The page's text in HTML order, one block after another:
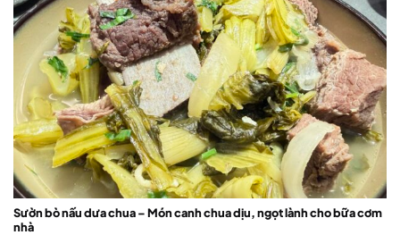
Sườn bò nấu dưa chua – Món canh chua dịu, ngọt lành cho bữa cơm
nhà